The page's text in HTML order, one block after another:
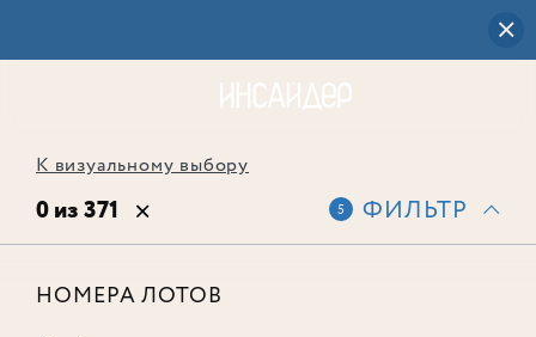
К визуальному выбору
0 из 371 5 ФИЛЬТР
НОМЕРА ЛОТОВ